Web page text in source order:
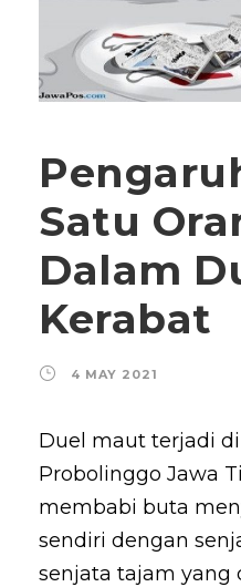
Satu
Dalam
Kerabat
4 MAY 2021
Duel maut terjadi
Probolinggo Jawa
membabi buta
sendiri dengan
senjata tajam yang